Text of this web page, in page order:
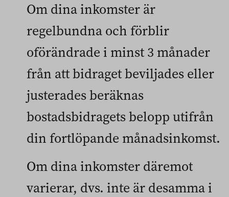
Om dina inkomster är
regelbundna och förblir
oförändrade i minst 3 månader
från att bidraget beviljades eller
justerades beräknas
bostadsbidragets belopp utifrån
din fortlöpande månadsinkomst.
Om dina inkomster däremot
varierar, dvs. inte är desamma i